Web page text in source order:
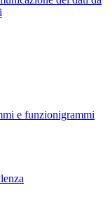
e funzionigrammi